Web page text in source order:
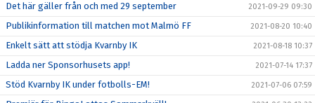
Det här gäller från och med 29 september 2021-09-29 09:30
Publikinformation till matchen mot Malmö FF 2021-08-20 10:40
Enkelt sätt att stödja Kvarnby IK 2021-08-18 10:37
Ladda ner Sponsorhusets app! 2021-07-14 17:37
Stöd Kvarnby IK under fotbolls-EM! 2021-07-06 07:59